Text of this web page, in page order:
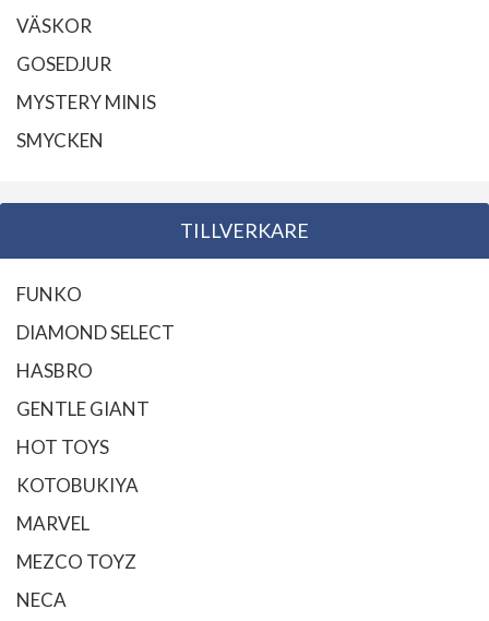
VÄSKOR
GOSEDJUR
MYSTERY MINIS
SMYCKEN
TILLVERKARE
FUNKO
DIAMOND SELECT
HASBRO
GENTLE GIANT
HOT TOYS
KOTOBUKIYA
MARVEL
MEZCO TOYZ
NECA